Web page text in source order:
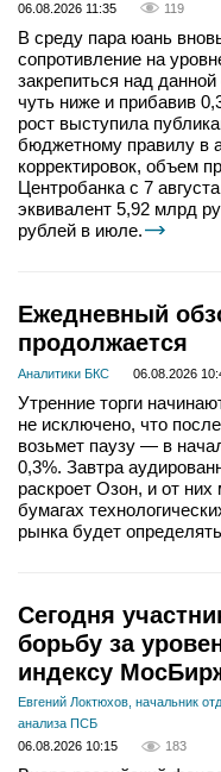
06.08.2026 11:35 119
В среду пара юань
сопротивление на
закрепиться над
чуть ниже и прибавив
рост выступила
бюджетному правилу в
корректировок, объем
Центробанка с 7
эквивалент 5,92 млрд
рублей в июле.
Ежедневный
продолжается
Аналитики БКС 06.08.2026
Утренние торги
не исключено, что
возьмет паузу — в
0,3%. Завтра
раскроет Озон, и от них
бумагах
рынка будет
Сегодня
борьбу за
индексу
Евгений Локтюхов, начальник
анализа ПСБ
06.08.2026 10:15
183